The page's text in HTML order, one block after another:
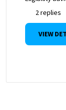
2 replies
VIEW